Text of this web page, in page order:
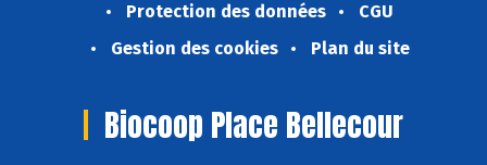
Protection des données
CGU
Gestion des cookies
Plan du site
Biocoop Place Bellecour